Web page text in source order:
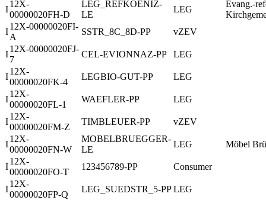
I
12X-
00000020FH-D
LEG_REFKOENIZ-
LE
LEG
Evang.-
I
12X-00000020FI-
A
SSTR_8C_8D-PP vZEV
I
12X-00000020FJ-
7
CEL-EVIONNAZ-PP LEG
I
12X-
00000020FK-4
LEGBIO-GUT-PP LEG
I
12X-
00000020FL-1
WAEFLER-PP LEG
I
12X-
00000020FM-Z
TIMBLEUER-PP vZEV
I
12X-
00000020FN-W
MOBELBRUEGGER-
LE
LEG Möbel
I
12X-
00000020FO-T
123456789-PP Consumer
I
12X-
00000020FP-Q
LEG_SUEDSTR_5-PPLEG